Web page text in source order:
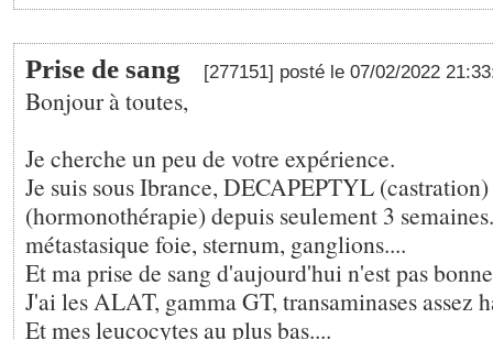
Prise de sang [277151] posté le 07/02/2022
Bonjour à toutes,
Je cherche un peu de votre expérience.
Je suis sous Ibrance, DECAPEPTYL
(hormonothérapie) depuis seulement 3
métastasique foie, sternum, ganglions....
Et ma prise de sang d'aujourd'hui n'est pas
J'ai les ALAT, gamma GT, transaminases assez
Et mes leucocytes au plus bas....